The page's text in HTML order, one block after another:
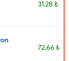
31.28 ₺
72.66 ₺